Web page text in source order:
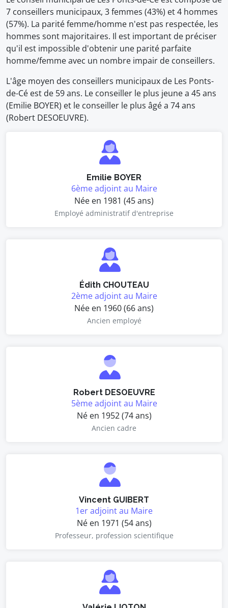
7 conseillers municipaux, 3 femmes (43%) et 4 hommes
(57%). La parité femme/homme n'est pas respectée, les
hommes sont majoritaires. Il est important de préciser
qu'il est impossible d'obtenir une parité parfaite
homme/femme avec un nombre impair de conseillers.
L'âge moyen des conseillers municipaux de Les Ponts-
de-Cé est de 59 ans. Le conseiller le plus jeune a 45 ans
(Emilie BOYER) et le conseiller le plus âgé a 74 ans
(Robert DESOEUVRE).
Emilie BOYER
6ème adjoint au Maire
Née en 1981 (45 ans)
Employé administratif d'entreprise
Édith CHOUTEAU
2ème adjoint au Maire
Née en 1960 (66 ans)
Ancien employé
Robert DESOEUVRE
5ème adjoint au Maire
Né en 1952 (74 ans)
Ancien cadre
Vincent GUIBERT
1er adjoint au Maire
Né en 1971 (54 ans)
Professeur, profession scientifique